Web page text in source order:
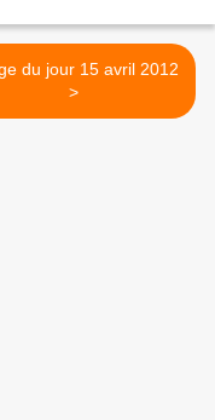
du jour 15 avril 2012
>